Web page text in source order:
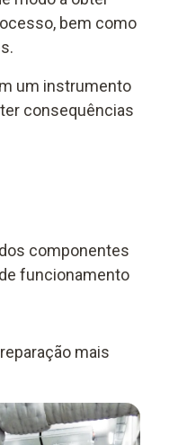
bem como
um instrumento
consequências
componentes
funcionamento
mais